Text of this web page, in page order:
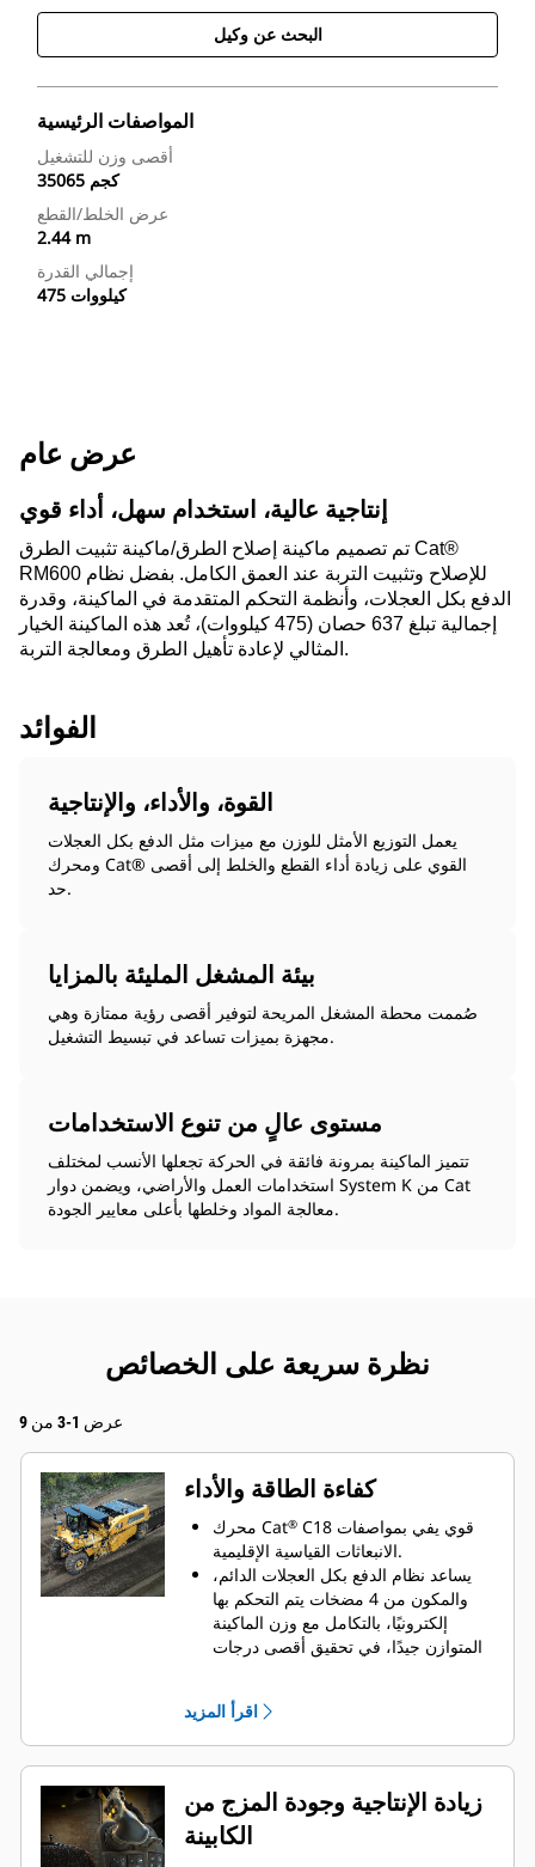
البحث عن وكيل
المواصفات الرئيسية
أقصى وزن للتشغيل
35065 كجم
عرض الخلط/القطع
2.44 m
إجمالي القدرة
475 كيلووات
عرض عام
إنتاجية عالية، استخدام سهل، أداء قوي
تم تصميم ماكينة إصلاح الطرق/ماكينة تثبيت الطرق Cat®
RM600 للإصلاح وتثبيت التربة عند العمق الكامل. بفضل نظام
الدفع بكل العجلات، وأنظمة التحكم المتقدمة في الماكينة، وقدرة
إجمالية تبلغ 637 حصان (475 كيلووات)، تُعد هذه الماكينة الخيار
المثالي لإعادة تأهيل الطرق ومعالجة التربة.
الفوائد
القوة، والأداء، والإنتاجية
يعمل التوزيع الأمثل للوزن مع ميزات مثل الدفع بكل العجلات
ومحرك Cat®‎ القوي على زيادة أداء القطع والخلط إلى أقصى
حد.
بيئة المشغل المليئة بالمزايا
صُممت محطة المشغل المريحة لتوفير أقصى رؤية ممتازة وهي
مجهزة بميزات تساعد في تبسيط التشغيل.
مستوى عالٍ من تنوع الاستخدامات
تتميز الماكينة بمرونة فائقة في الحركة تجعلها الأنسب لمختلف
استخدامات العمل والأراضي، ويضمن دوار System K من Cat
معالجة المواد وخلطها بأعلى معايير الجودة.
نظرة سريعة على الخصائص
عرض 1-3 من 9
كفاءة الطاقة والأداء
محرك Cat® C18 قوي يفي بمواصفات
الانبعاثات القياسية الإقليمية.
يساعد نظام الدفع بكل العجلات الدائم،
والمكون من 4 مضخات يتم التحكم بها
إلكترونيًا، بالتكامل مع وزن الماكينة
المتوازن جيدًا، في تحقيق أقصى درجات
يوفر توزيع الوزن من الأمام إلى الخلف
توفر العجلات الموضوعة على أركان
الماكينة أصغر نصف قطر للدوران داخليًا
وخارجيًا لمساعدتك على المناورة في
المساحات الضيقة، معززة بأربعة أوضاع
للتوجيه:العجلات الأمامية فقط، والعجلات
اقرأ المزيد
زيادة الإنتاجية وجودة المزج من
الكابينة